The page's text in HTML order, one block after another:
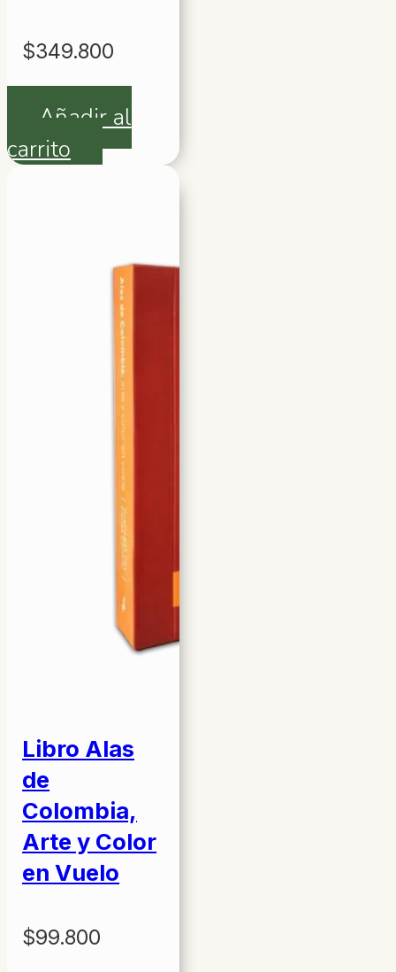
$349.800
Añadir al
carrito
Libro Alas
de
Colombia,
Arte y Color
en Vuelo
$99.800